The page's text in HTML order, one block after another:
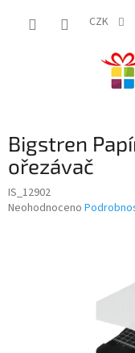
CZK
Bigstren
ořezávač
IS_12902
Průměrné
Neohodnoceno